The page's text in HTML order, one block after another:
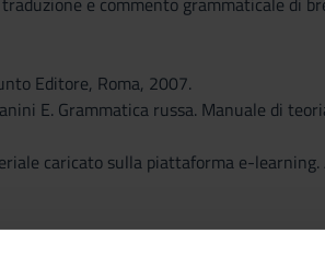
Editore, Roma, 2007.
E. Grammatica russa. Manuale di
caricato sulla piattaforma e-